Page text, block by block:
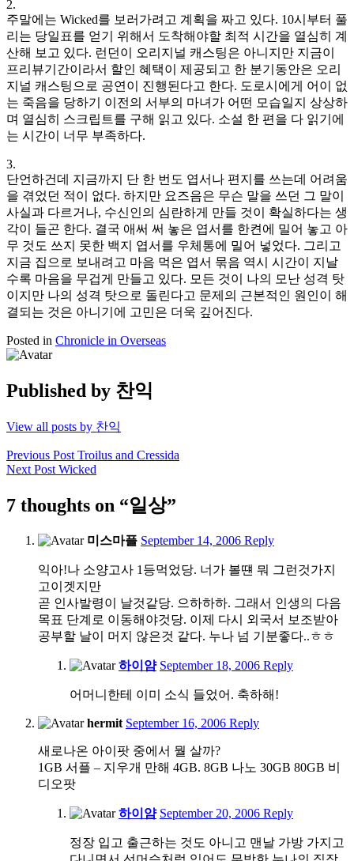
2.
주말에는 Wicked를 보러가려고 계획을 짜고 있다. 10시부터 풀
리는 당일표를 얻기 위해서 도착해야할 최적 시간을 열심히 계
산해 보고 있다. 런던이 오리지널 캐스팅은 아니지만 지금이
프리뷰기간이라서 할인 혜택이 제공되고 한 분기동안은 오리
지널 캐스팅으로 공연이 진행된다고 한다. 도로시에게 어이 없
는 죽음을 당하기 이전의 서부의 마녀가 어떤 모습일지 상상하
며 열심히 스크립트를 구해 읽고 있다. 소설 한 편을 다 읽기에
는 시간이 너무 부족하다.
3.
단언하건데 지금까지 단 한 번도 엽서나 편지를 쓰는데 어려움
을 겪었던 적이 없다. 하지만 요즈음은 무슨 말을 쓰던 그 말이
사실과 다르거나, 수신인의 심란하게 만들 것이 확실하다는 생
각이 들곤 한다. 결국 애써 써 놓은 엽서를 한켠에 밀어 놓고 아
무 것도 쓰지 못한 백지 엽서를 우체통에 밀어 넣었다. 그리고
지금 집으로 보내려고 마음 먹은 엽서 묶음 역시 시간이 지날
수록 마음을 무겁게 만들고 있다. 모든 것이 나의 모난 성격 탓
이지만 나의 성격 탓으로 돌린다고 문제의 근본적인 원인이 해
결되는 것은 아니기에 고민은 더욱 깊어진다.
Posted in Chronicle in Overseas
Published by 찬익
View all posts by 찬익
Post
navigation
Previous Post Troilus and Cressida
Next Post Wicked
7 thoughts on “일상”
미스마플 September 14, 20065:35
Reply
익아!나 소양고사 1등먹었당. 너가 볼떈 뭐 그런것가지
고이겟지만
곧 인사발령이 날것같당. 으하하하. 그래서 인생의 다음
목표 단계로 이동해야것당. 이제 다시 외국서 보조받아
공부할 날이 머지 않은것 같다. 누나 넘 기분좋다..ㅎㅎ
하이얌 September 18, 200611:56
Reply
어머니한테 이미 소식 들었어. 축하해!
hermit September 16, 200610:51
Reply
새로나온 아이팟 중에서 뭘 살까?
1GB 서플 – 지우개 만해 4GB. 8GB 나노 30GB 80GB 비
디오팟
하이얌 September 20, 20063:57
Reply
정장 입고 출근하는 것도 아니고 맨날 가방 가지고